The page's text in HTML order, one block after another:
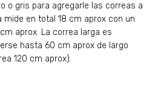
o gris para agregarle las correas a
mide en total 18 cm aprox con un
aprox. La correa larga es
hasta 60 cm aprox de largo
120 cm aprox).